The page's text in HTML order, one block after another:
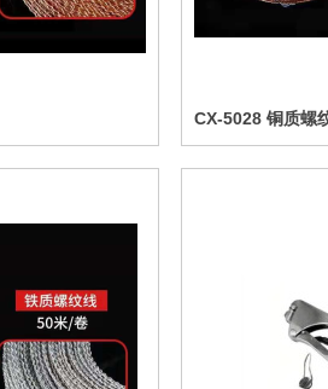
CX-5028 铜质螺